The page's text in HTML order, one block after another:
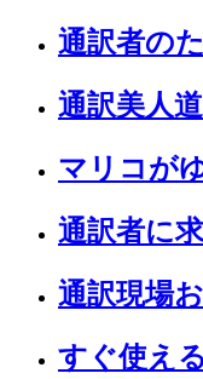
通訳者の
通訳美人道
マリコが
通訳者に
通訳現場
すぐ使え